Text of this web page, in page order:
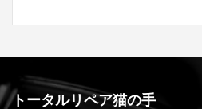
トータルリペア猫の手